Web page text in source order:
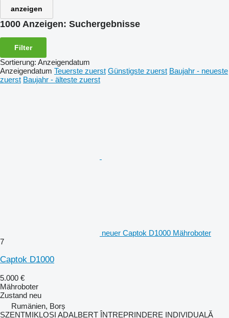
anzeigen
1000 Anzeigen: Suchergebnisse
Filter
Sortierung: Anzeigendatum
Anzeigendatum Teuerste zuerst Günstigste zuerst Baujahr - neueste
zuerst Baujahr - älteste zuerst
neuer Captok D1000 Mähroboter
7
Captok D1000
5.000 €
Mähroboter
Zustand neu
Rumänien, Borș
SZENTMIKLOSI ADALBERT ÎNTREPRINDERE INDIVIDUALĂ